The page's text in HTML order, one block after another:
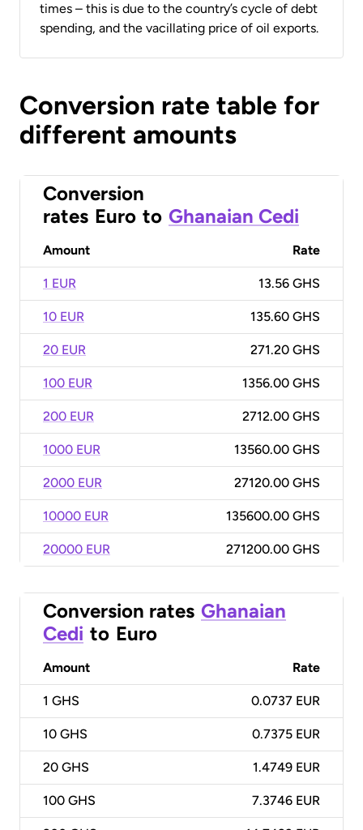
times – this is due to the country’s cycle of debt
spending, and the vacillating price of oil exports.
Conversion rate table for
different amounts
Conversion
rates Euro to Ghanaian Cedi
Amount Rate
1 EUR 13.56 GHS
10 EUR 135.60 GHS
20 EUR 271.20 GHS
100 EUR 1356.00 GHS
200 EUR 2712.00 GHS
1000 EUR 13560.00 GHS
2000 EUR 27120.00 GHS
10000 EUR 135600.00 GHS
20000 EUR 271200.00 GHS
Conversion rates Ghanaian
Cedi to Euro
Amount Rate
1 GHS 0.0737 EUR
10 GHS 0.7375 EUR
20 GHS 1.4749 EUR
100 GHS 7.3746 EUR